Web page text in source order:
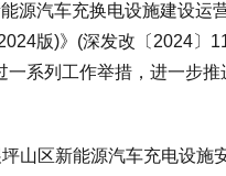
源汽车充换电设施建设运
版)》(深发改〔2024〕
系列工作举措，进一步
区新能源汽车充电设施